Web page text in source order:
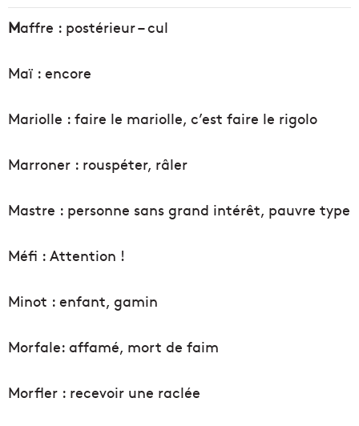
Maffre : postérieur – cul
Maï : encore
Mariolle : faire le mariolle, c’est faire le rigolo
Marroner : rouspéter, râler
Mastre : personne sans grand intérêt, pauvre type
Méfi : Attention !
Minot : enfant, gamin
Morfale: affamé, mort de faim
Morfler : recevoir une raclée